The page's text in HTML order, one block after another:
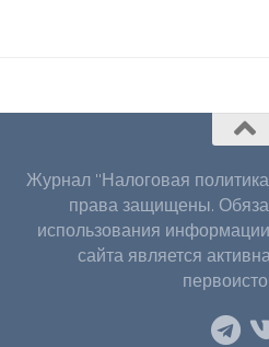
Журнал "Налоговая
права защищены.
использования
сайта является